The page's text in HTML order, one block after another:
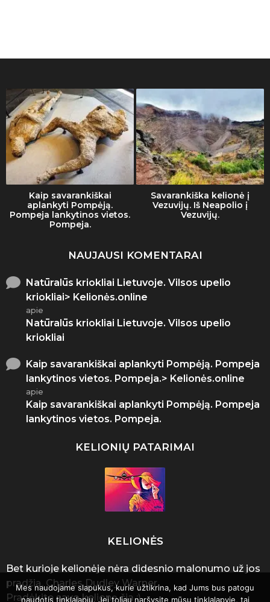
Kaip savarankiškai
aplankyti Pompėją.
Pompeja lankytinos vietos.
Pompeja.
Savarankiška kelionė į
Vezuvijų. Iš Neapolio į
Vezuvijų.
NAUJAUSI KOMENTARAI
Natūralūs kriokliai Lietuvoje. Vilsos upelio
kriokliai> Kelionės.online
apie
Natūralūs kriokliai Lietuvoje. Vilsos upelio
kriokliai
Kaip savarankiškai aplankyti Pompėją. Pompeja
lankytinos vietos. Pompeja.> Kelionės.online
apie
Kaip savarankiškai aplankyti Pompėją. Pompeja
lankytinos vietos. Pompeja.
KELIONIŲ PATARIMAI
KELIONĖS
Bet kurioje kelionėje nėra didesnio malonumo už jos
pradžią. Charles Dudley Warner.
Pradėkite savo kelionę čia :)
Mes naudojame slapukus, kurie užtikrina, kad Jums bus patogu
naudotis tinklalapiu. Jei toliau naršysite mūsų tinklalapyje, tai